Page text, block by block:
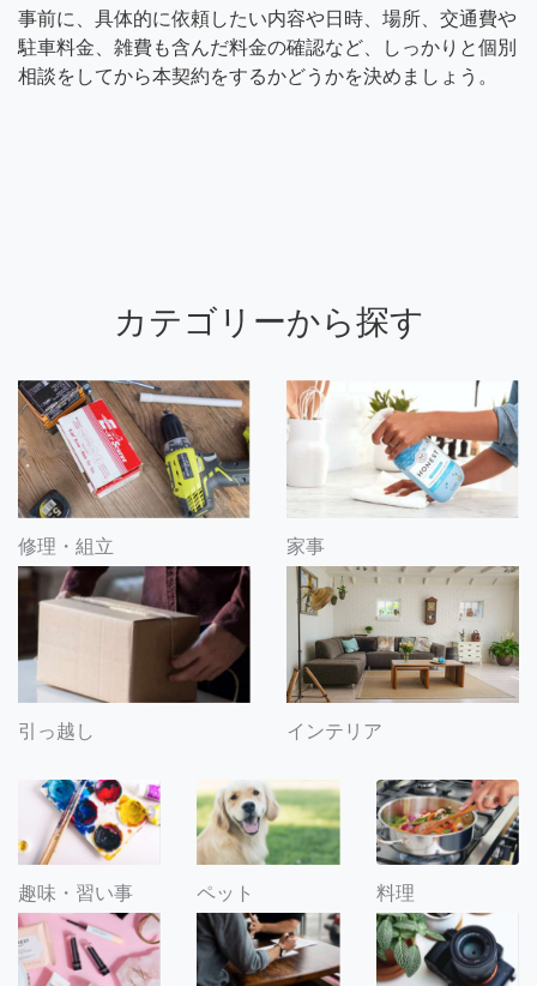
事前に、具体的に依頼したい内容や日時、場所、交通費や
駐車料金、雑費も含んだ料金の確認など、しっかりと個別
相談をしてから本契約をするかどうかを決めましょう。
カテゴリーから探す
修理・組立 家事
引っ越し インテリア
趣味・習い事 ペット 料理